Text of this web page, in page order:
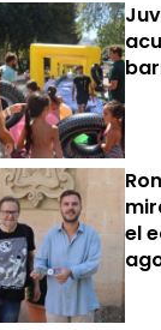
el